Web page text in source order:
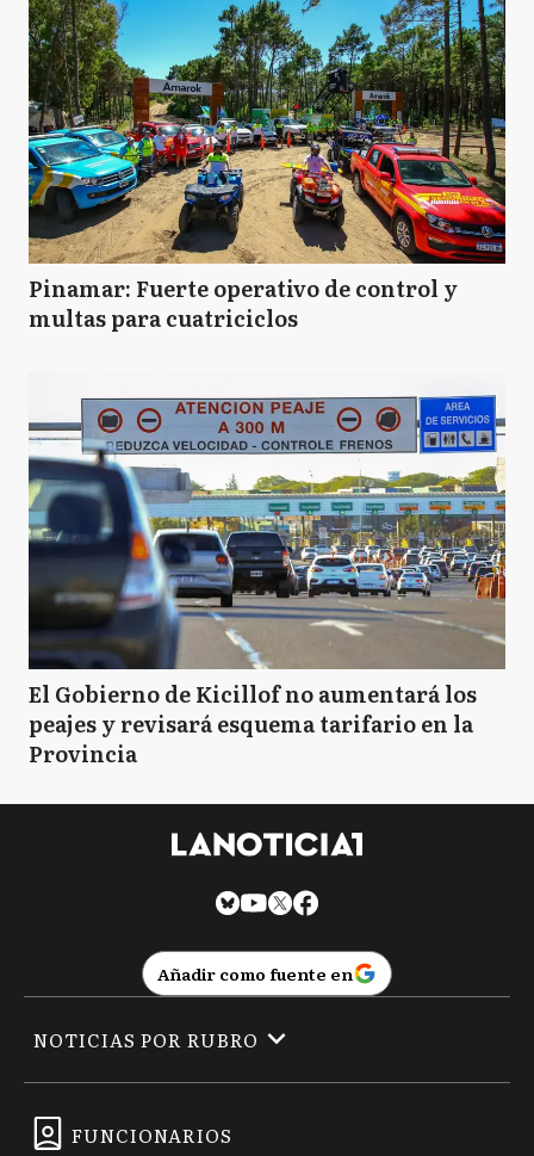
Pinamar: Fuerte operativo de control y
multas para cuatriciclos
El Gobierno de Kicillof no aumentará los
peajes y revisará esquema tarifario en la
Provincia
Añadir como fuente en
FUNCIONARIOS
NOTICIAS POR RUBRO